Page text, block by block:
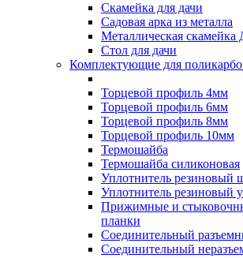
Скамейка для дачи
Садовая арка из металла
Металлическая скамейка
Стол для дачи
Комплектующие для
Торцевой профиль 4мм
Торцевой профиль 6мм
Торцевой профиль 8мм
Торцевой профиль 10мм
Термошайба
Термошайба силиконовая
Уплотнитель резиновый
Уплотнитель резиновый
Прижимные и
планки
Соединительный
Соединительный